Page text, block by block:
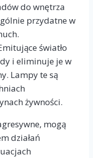
do wnętrza
przydatne w
światło
i eliminuje je w
Lampy te są
żywności.
mogą
działań